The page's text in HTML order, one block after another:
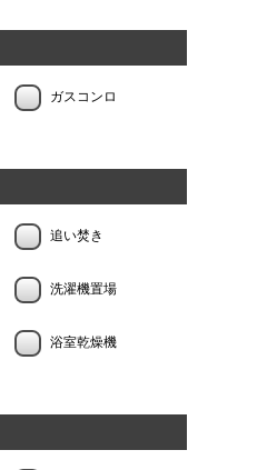
ガスコンロ
追い焚き
洗濯機置場
浴室乾燥機